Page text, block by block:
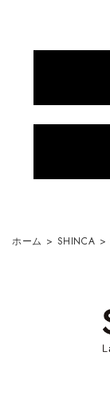
ホーム > SHINCA >